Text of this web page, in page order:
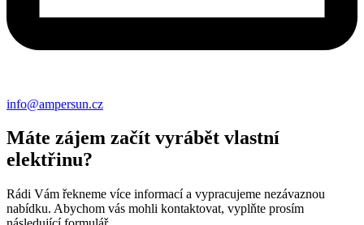
info@ampersun.cz
Máte zájem začít vyrábět vlastní
elektřinu?
Rádi Vám řekneme více informací a vypracujeme nezávaznou
nabídku. Abychom vás mohli kontaktovat, vyplňte prosím